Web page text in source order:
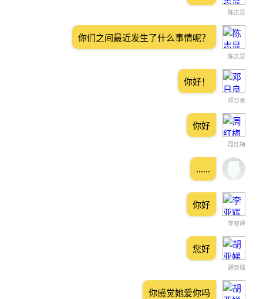
陈志显
陈志显
你们之间最近发生了什么事情呢？
邓日良
你好！
周红梅
你好
……
李亚辉
你好
胡亚娣
您好
你感觉她爱你吗